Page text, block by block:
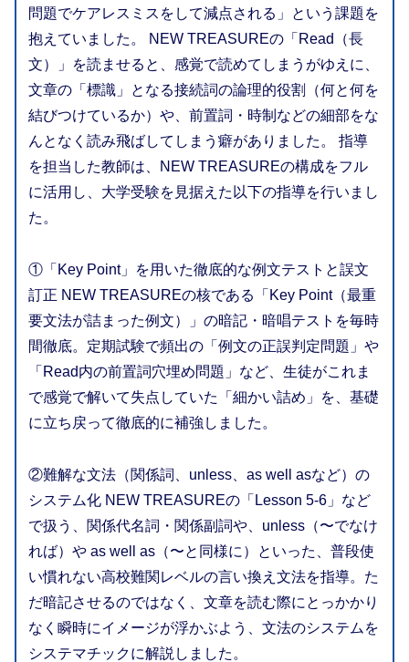
問題でケアレスミスをして減点される」という課題を
抱えていました。 NEW TREASUREの「Read（長
文）」を読ませると、感覚で読めてしまうがゆえに、
文章の「標識」となる接続詞の論理的役割（何と何を
結びつけているか）や、前置詞・時制などの細部をな
んとなく読み飛ばしてしまう癖がありました。 指導
を担当した教師は、NEW TREASUREの構成をフル
に活用し、大学受験を見据えた以下の指導を行いまし
た。
①「Key Point」を用いた徹底的な例文テストと誤文
訂正 NEW TREASUREの核である「Key Point（最重
要文法が詰まった例文）」の暗記・暗唱テストを毎時
間徹底。定期試験で頻出の「例文の正誤判定問題」や
「Read内の前置詞穴埋め問題」など、生徒がこれま
で感覚で解いて失点していた「細かい詰め」を、基礎
に立ち戻って徹底的に補強しました。
②難解な文法（関係詞、unless、as well asなど）の
システム化 NEW TREASUREの「Lesson 5-6」など
で扱う、関係代名詞・関係副詞や、unless（〜でなけ
れば）や as well as（〜と同様に）といった、普段使
い慣れない高校難関レベルの言い換え文法を指導。た
だ暗記させるのではなく、文章を読む際にとっかかり
なく瞬時にイメージが浮かぶよう、文法のシステムを
システマチックに解説しました。